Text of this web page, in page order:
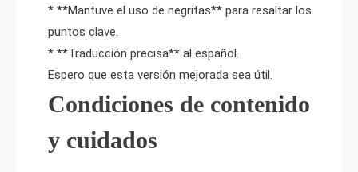
* **Mantuve el uso de negritas** para resaltar los
puntos clave.
* **Traducción precisa** al español.
Espero que esta versión mejorada sea útil.
Condiciones de contenido
y cuidados